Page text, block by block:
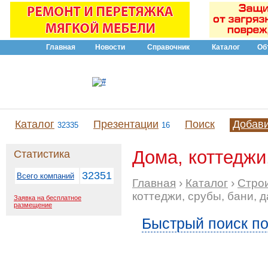
Главная Новости Справочник Каталог
Каталог 32335 Презентации 16 Поиск
Статистика
Всего компаний 32351
Заявка на бесплатное
размещение
Дома,
Главная › Каталог ›
коттеджи, срубы, бани,
Быстрый поиск